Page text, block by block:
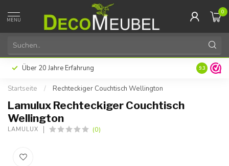
MENU
0
Über 20 Jahre Erfahrung 9.3
Startseite / Rechteckiger Couchtisch Wellington
Lamulux Rechteckiger Couchtisch
Wellington
LAMULUX (0)